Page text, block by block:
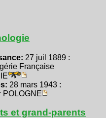
27 juil 1889 :
Française
28 mars 1943 :
POLOGNE
et grand-parents